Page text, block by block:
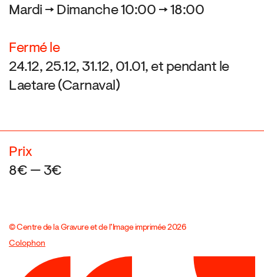
Mardi → Dimanche 10:00 → 18:00
Fermé le
24.12, 25.12, 31.12, 01.01, et pendant le
Laetare (Carnaval)
Prix
8€ — 3€
© Centre de la Gravure et de l’Image imprimée 2026
Colophon
Design:Marcel Kaczmarek